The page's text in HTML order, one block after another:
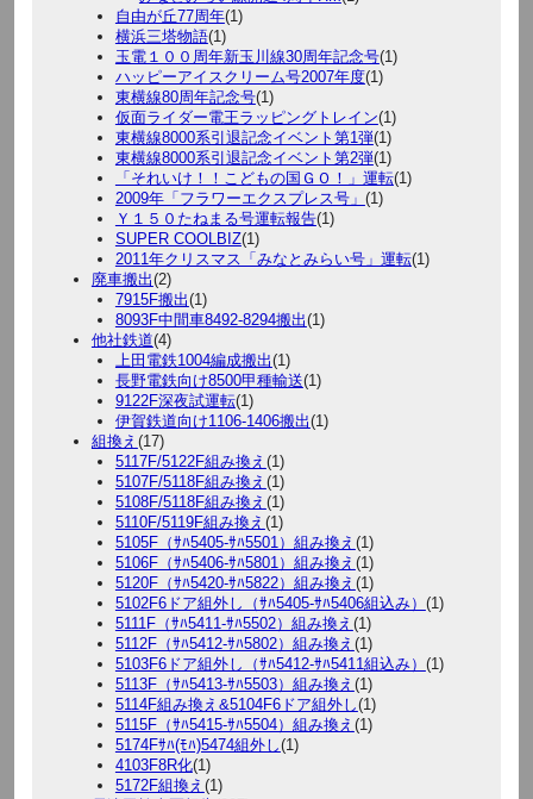
自由が丘77周年(1)
横浜三塔物語(1)
玉電１００周年新玉川線30周年記念号(1)
ハッピーアイスクリーム号2007年度(1)
東横線80周年記念号(1)
仮面ライダー電王ラッピングトレイン(1)
東横線8000系引退記念イベント第1弾(1)
東横線8000系引退記念イベント第2弾(1)
「それいけ！！こどもの国ＧＯ！」運転(1)
2009年「フラワーエクスプレス号」 (1)
Ｙ１５０たねまる号運転報告(1)
SUPER COOLBIZ(1)
2011年クリスマス「みなとみらい号」運転(1)
廃車搬出(2)
7915F搬出(1)
8093F中間車8492-8294搬出(1)
他社鉄道(4)
上田電鉄1004編成搬出(1)
長野電鉄向け8500甲種輸送(1)
9122F深夜試運転(1)
伊賀鉄道向け1106-1406搬出(1)
組換え (17)
5117F/5122F組み換え (1)
5107F/5118F組み換え (1)
5108F/5118F組み換え (1)
5110F/5119F組み換え (1)
5105F（ｻﾊ5405-ｻﾊ5501）組み換え (1)
5106F（ｻﾊ5406-ｻﾊ5801）組み換え (1)
5120F（ｻﾊ5420-ｻﾊ5822）組み換え (1)
5102F6ドア組外し（ｻﾊ5405-ｻﾊ5406組込み） (1)
5111F（ｻﾊ5411-ｻﾊ5502）組み換え (1)
5112F（ｻﾊ5412-ｻﾊ5802）組み換え (1)
5103F6ドア組外し（ｻﾊ5412-ｻﾊ5411組込み） (1)
5113F（ｻﾊ5413-ｻﾊ5503）組み換え (1)
5114F組み換え&5104F6ドア組外し(1)
5115F（ｻﾊ5415-ｻﾊ5504）組み換え (1)
5174Fｻﾊ(ﾓﾊ)5474組外し(1)
4103F8R化(1)
5172F組換え (1)